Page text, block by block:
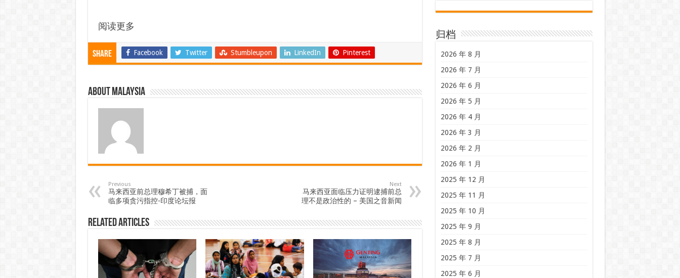
阅读更多
Share Facebook Twitter Stumbleupon LinkedIn Pinterest
About Malaysia
Previous
马来西亚前总理穆希丁被捕，面
临多项贪污指控-印度论坛报
Next
马来西亚面临压力证明逮捕前总
理不是政治性的 – 美国之音新闻
Related Articles
归档
2026 年 8 月
2026 年 7 月
2026 年 6 月
2026 年 5 月
2026 年 4 月
2026 年 3 月
2026 年 2 月
2026 年 1 月
2025 年 12 月
2025 年 11 月
2025 年 10 月
2025 年 9 月
2025 年 8 月
2025 年 7 月
2025 年 6 月